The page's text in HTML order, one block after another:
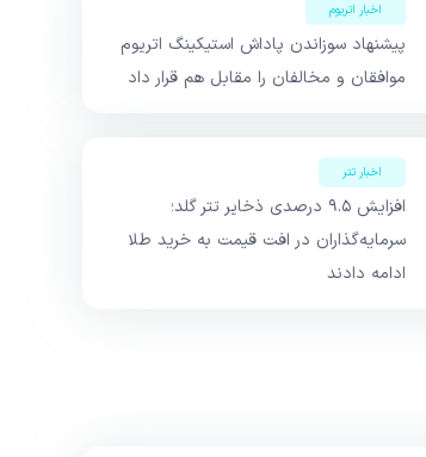
اخبار اتریوم
پیشنهاد سوزاندن پاداش استیکینگ اتریوم
موافقان و مخالفان را مقابل هم قرار داد
اخبار تتر
افزایش ۹.۵ درصدی ذخایر تتر گلد؛
سرمایه‌گذاران در افت قیمت به خرید طلا
ادامه دادند